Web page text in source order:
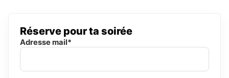
Réserve pour ta soirée
Adresse mail*